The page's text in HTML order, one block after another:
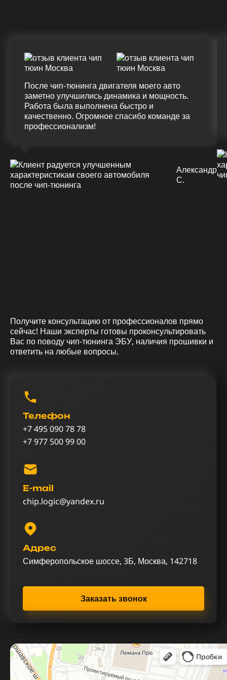
После чип-тюнинга двигателя моего авто
заметно улучшились динамика и мощность.
Работа была выполнена быстро и
качественно. Огромное спасибо команде за
профессионализм!
Александр
С.
Получите консультацию от профессионалов прямо
сейчас! Наши эксперты готовы проконсультировать
Вас по поводу чип-тюнинга ЭБУ, наличия прошивки и
ответить на любые вопросы.
Телефон
+7 495 090 78 78
+7 977 500 99 00
E-mail
chip.logic@yandex.ru
Адрес
Симферопольское шоссе, 3Б, Москва, 142718
Заказать звонок